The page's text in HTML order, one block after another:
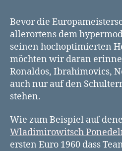
Bevor die
allerortens dem
seinen hochoptimierten
möchten wir daran
Ronaldos, Ibrahimovics,
auch nur auf den
stehen.
Wie zum Beispiel auf
Wladimirowitsch
ersten Euro 1960 dass